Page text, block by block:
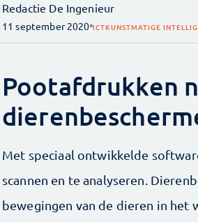
Redactie De Ingenieur
11 september 2020 ICTKUNSTMATIGE
Pootafdrukken
Met speciaal ontwikkelde
scannen en te analyseren.
bewegingen van de dieren in